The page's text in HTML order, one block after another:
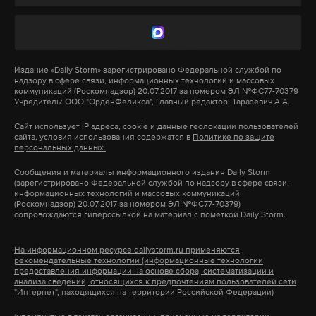
в местном технопарке. Поездка на «Прямую
«Изначально это было под секретом. Что же
касается моего вопроса, то я думаю, что что-то
опубликовано видео момента взрыва.
Подпишитесь на Daily Storm вMAX. Он
работает там, где тормозит интернет.
А еще мы есть вTelegram,ДзениVK.
Дзен VK
Издание «Daily Storm» зарегистрировано Федеральной службой по
надзору в сфере связи, информационных технологий и массовых
коммуникаций (Роскомнадзор) 20.07.2017 за номером ЭЛ №ФС77-70379
Учредитель: ООО "ОрденФеликса", Главный редактор: Таразевич А.А.
Сайт использует IP адреса, cookie и данные геолокации пользователей
сайта, условия использования содержатся в Политике по защите
персональных данных.
Сообщения и материалы информационного издания Daily Storm
(зарегистрировано Федеральной службой по надзору в сфере связи,
информационных технологий и массовых коммуникаций
(Роскомнадзор) 20.07.2017 за номером ЭЛ №ФС77-70379)
сопровождаются гиперссылкой на материал с пометкой Daily Storm.
На информационном ресурсе dailystorm.ru применяются
рекомендательные технологии (информационные технологии
предоставления информации на основе сбора, систематизации и
анализа сведений, относящихся к предпочтениям пользователей сети
"Интернет", находящихся на территории Российской Федерации)